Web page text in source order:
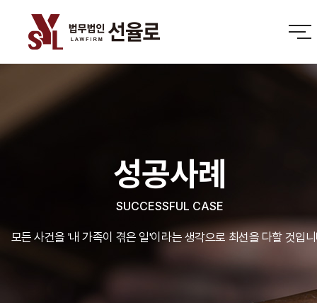
성공사례
SUCCESSFUL CASE
모든 사건을 '내 가족이 겪은 일'이라는 생각으로 최선을 다할 것입